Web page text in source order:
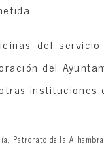
del
del
instituciones
, Patronato de la Alhambra